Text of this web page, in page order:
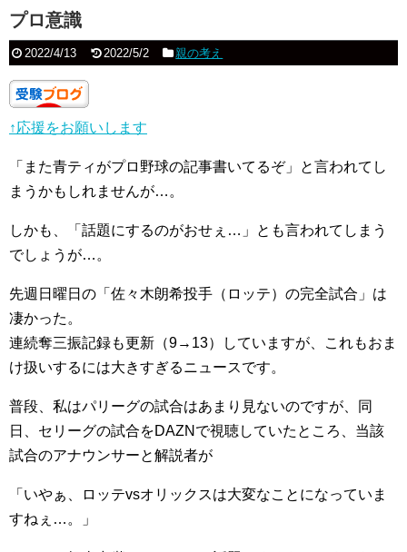
プロ意識
2022/4/13 2022/5/2 親の考え
↑応援をお願いします
「また青ティがプロ野球の記事書いてるぞ」と言われてし
まうかもしれませんが…。
しかも、「話題にするのがおせぇ…」とも言われてしまう
でしょうが…。
先週日曜日の「佐々木朗希投手（ロッテ）の完全試合」は
凄かった。
連続奪三振記録も更新（9→13）していますが、これもおま
け扱いするには大きすぎるニュースです。
普段、私はパリーグの試合はあまり見ないのですが、同
日、セリーグの試合をDAZNで視聴していたところ、当該
試合のアナウンサーと解説者が
「いやぁ、ロッテvsオリックスは大変なことになっていま
すねぇ…。」